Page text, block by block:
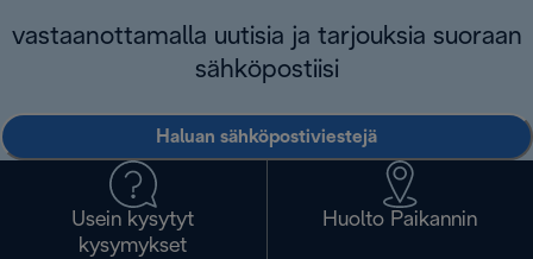
vastaanottamalla uutisia ja tarjouksia suoraan
sähköpostiisi
Haluan sähköpostiviestejä
Usein kysytyt
kysymykset
Huolto Paikannin